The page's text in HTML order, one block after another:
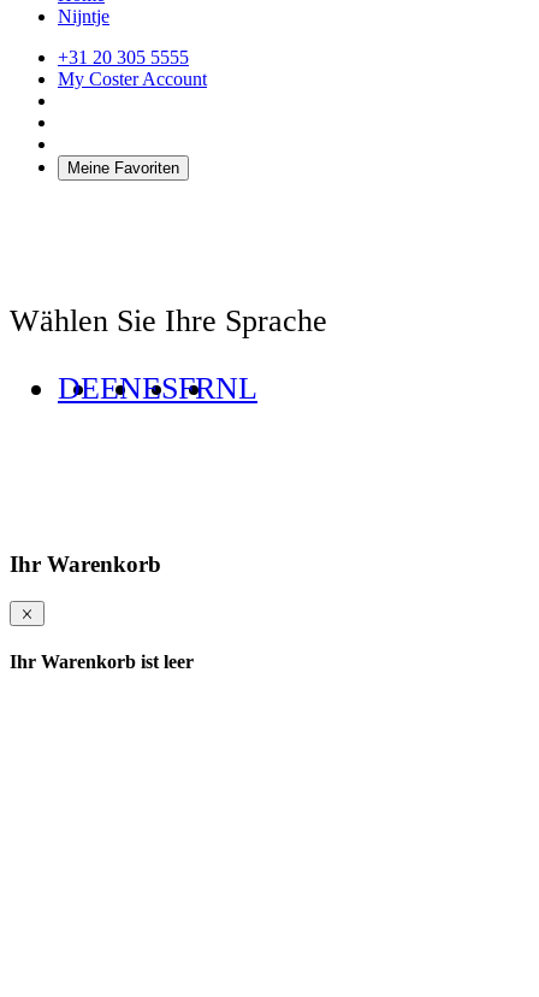
Nijntje
+31 20 305 5555
My Coster Account
Meine Favoriten
Wählen Sie Ihre Sprache
DEENESFRNL
Ihr Warenkorb
Ihr Warenkorb ist leer